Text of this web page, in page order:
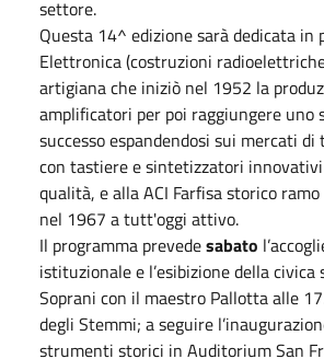
settore.
Questa 14^ edizione sarà dedicata in
Elettronica (costruzioni
artigiana che iniziò nel 1952 la
amplificatori per poi raggiungere uno
successo espandendosi sui mercati
con tastiere e sintetizzatori
qualità, e alla ACI Farfisa storico
nel 1967 a tutt'oggi attivo.
Il programma prevedesabato
istituzionale e l’esibizione della civica
Soprani con il maestro Pallotta alle
degli Stemmi; a seguire
strumenti storici in Auditorium San